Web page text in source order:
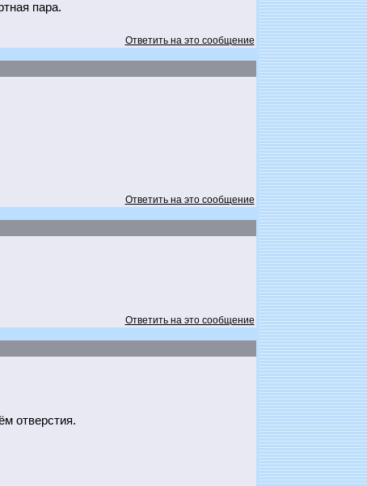
пара.
Ответить на это сообщение
Ответить на это сообщение
Ответить на это сообщение
отверстия.